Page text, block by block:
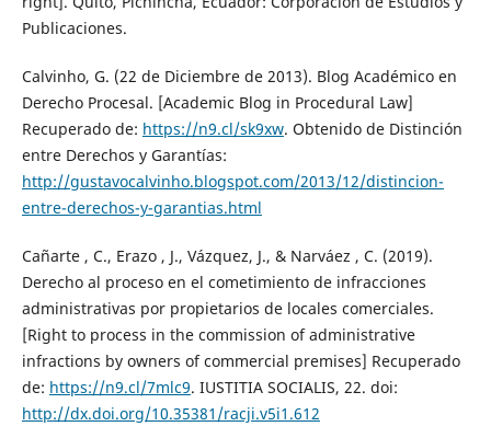
Publicaciones.
Calvinho, G. (22 de Diciembre de 2013). Blog Académico en
Derecho Procesal. [Academic Blog in Procedural Law]
Recuperado de: https://n9.cl/sk9xw. Obtenido de Distinción
entre Derechos y Garantías:
http://gustavocalvinho.blogspot.com/2013/12/distincion-
entre-derechos-y-garantias.html
Cañarte , C., Erazo , J., Vázquez, J., & Narváez , C. (2019).
Derecho al proceso en el cometimiento de infracciones
administrativas por propietarios de locales comerciales.
[Right to process in the commission of administrative
infractions by owners of commercial premises] Recuperado
de: https://n9.cl/7mlc9. IUSTITIA SOCIALIS, 22. doi:
http://dx.doi.org/10.35381/racji.v5i1.612